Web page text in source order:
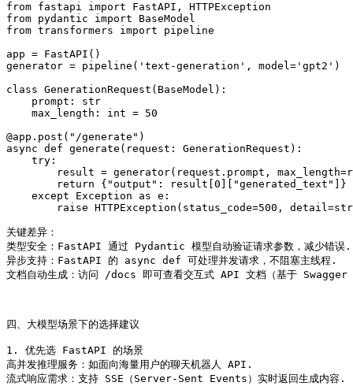
from fastapi import FastAPI, HTTPException
from pydantic import BaseModel
from transformers import pipeline
app = FastAPI()
generator = pipeline('text-generation', model='gpt2')
class GenerationRequest(BaseModel):
    prompt: str
    max_length: int = 50
@app.post("/generate")
async def generate(request: GenerationRequest):
    try:
result = generator(request.prompt,
        return {"output": result[0]["generated_text"]}
    except Exception as e:
raise HTTPException(status_code=500,
关键差异：
类型安全：FastAPI 通过 Pydantic 模型自动验证请求参数，减少错误.
异步支持：FastAPI 的 async def 可处理并发请求，不阻塞主线程.
文档自动生成：访问 /docs 即可查看交互式 API 文档（基于
四、大模型场景下的选择建议
1. 优先选 FastAPI 的场景
高并发推理服务：如面向海量用户的聊天机器人 API.
流式响应需求：支持 SSE（Server-Sent Events）实时返回生成内容.